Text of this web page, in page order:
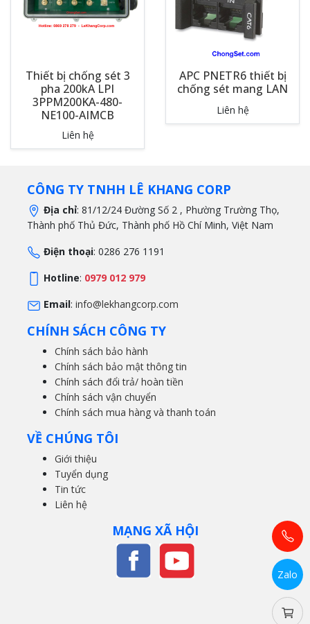
Thiết bị chống sét 3
pha 200kA LPI
3PPM200KA-480-
NE100-AIMCB
Liên hệ
APC PNETR6 thiết bị
chống sét mang LAN
Liên hệ
CÔNG TY TNHH LÊ KHANG CORP
Địa chỉ: 81/12/24 Đường Số 2 , Phường Trường Thọ,
Thành phố Thủ Đức, Thành phố Hồ Chí Minh, Việt Nam
Điện thoại: 0286 276 1191
Hotline: 0979 012 979
Email: info@lekhangcorp.com
CHÍNH SÁCH CÔNG TY
Chính sách bảo hành
Chính sách bảo mật thông tin
Chính sách đổi trả/ hoàn tiền
Chính sách vận chuyển
Chính sách mua hàng và thanh toán
VỀ CHÚNG TÔI
Giới thiệu
Tuyển dụng
Tin tức
Liên hệ
MẠNG XÃ HỘI
Zalo